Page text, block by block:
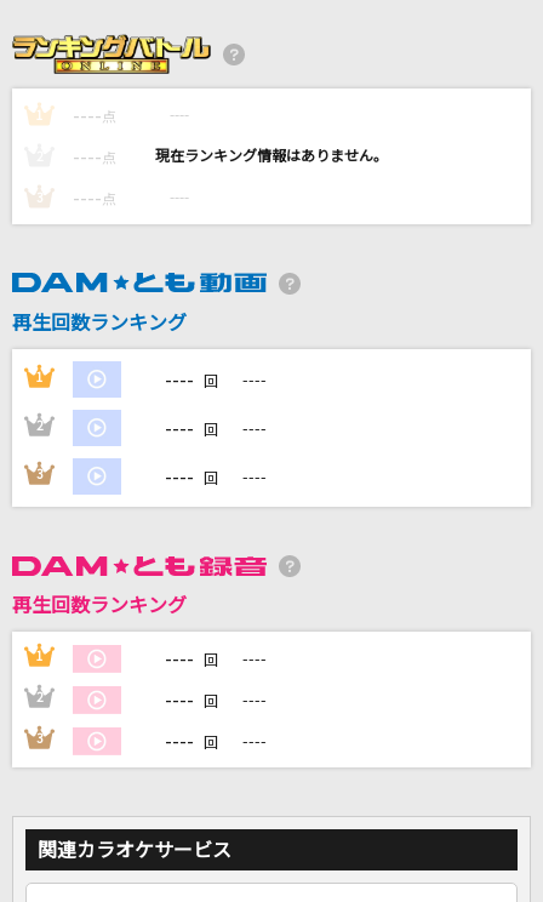
[生音]白い恋人達
[生音]粉雪
レミオロメン
DAMの新曲・ランキングなど
カラオケ最新情報をチェック！
カラオケをもっと楽しもう！
家族や友達と一緒に！練習にも！
1 ---- 点 ----
---- 点 ----
3 ---- 点 ----
再生回数ランキング
1 ---- 回 ----
2 ---- 回 ----
3 ---- 回 ----
再生回数ランキング
1 ---- 回 ----
2 ---- 回 ----
3 ---- 回 ----
関連カラオケサービス